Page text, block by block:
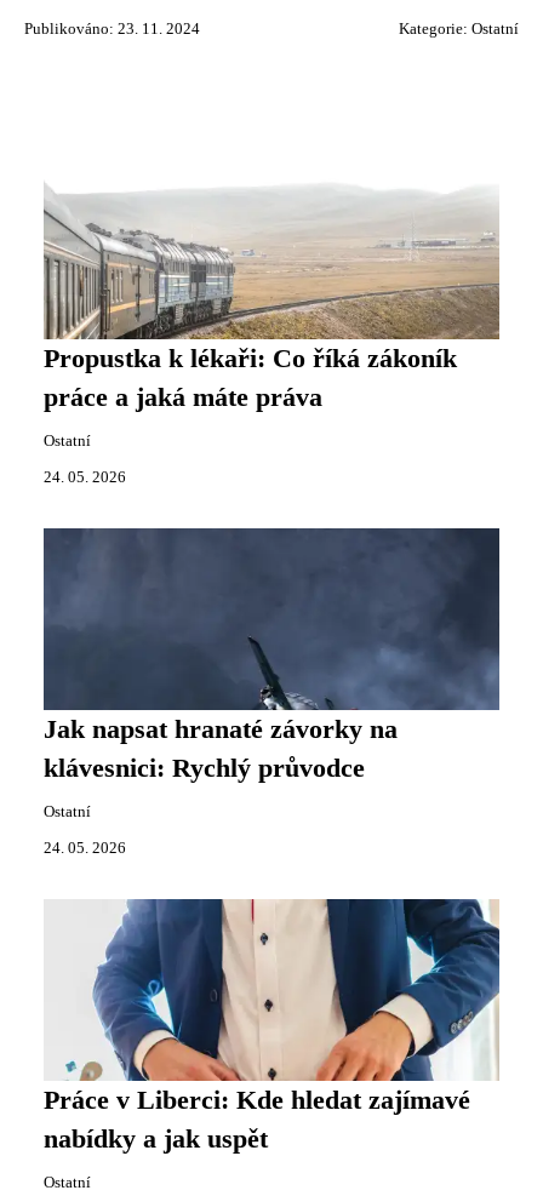
Publikováno: 23. 11. 2024 Kategorie: Ostatní
Propustka k lékaři: Co říká zákoník
práce a jaká máte práva
Ostatní
24. 05. 2026
Jak napsat hranaté závorky na
klávesnici: Rychlý průvodce
Ostatní
24. 05. 2026
Práce v Liberci: Kde hledat zajímavé
nabídky a jak uspět
Ostatní